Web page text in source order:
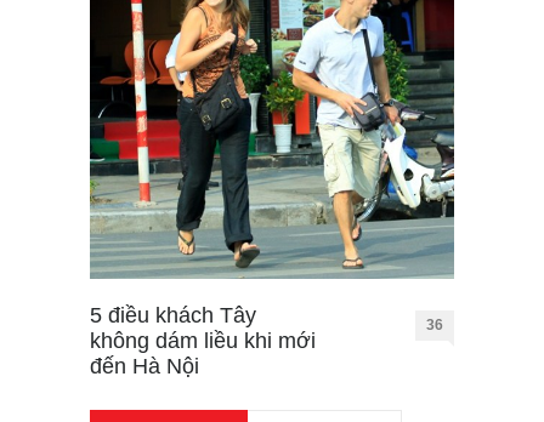
5 điều khách Tây
không dám liều khi mới
đến Hà Nội
36